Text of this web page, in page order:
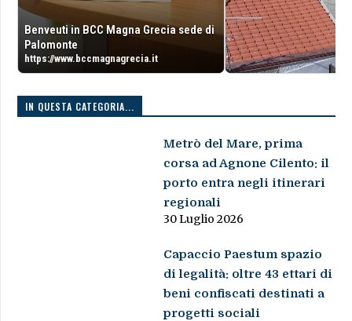
Benveuti in BCC Magna Grecia sede di
Palomonte
https://www.bccmagnagrecia.it
IN QUESTA CATEGORIA...
Metrò del Mare, prima
corsa ad Agnone Cilento: il
porto entra negli itinerari
regionali
30 Luglio 2026
Capaccio Paestum spazio
di legalità: oltre 43 ettari di
beni confiscati destinati a
progetti sociali